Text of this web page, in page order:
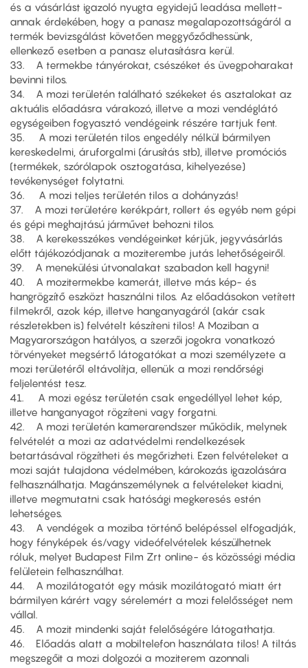
és a vásárlást igazoló nyugta egyidejű leadása mellett-
annak érdekében, hogy a panasz megalapozottságáról a
termék bevizsgálást követően meggyőződhessünk,
ellenkező esetben a panasz elutasításra kerül.
33. A termekbe tányérokat, csészéket és üvegpoharakat
bevinni tilos.
34. A mozi területén található székeket és asztalokat az
aktuális előadásra várakozó, illetve a mozi vendéglátó
egységeiben fogyasztó vendégeink részére tartjuk fent.
35. A mozi területén tilos engedély nélkül bármilyen
kereskedelmi, áruforgalmi (árusítás stb), illetve promóciós
(termékek, szórólapok osztogatása, kihelyezése)
tevékenységet folytatni.
36. A mozi teljes területén tilos a dohányzás!
37. A mozi területére kerékpárt, rollert és egyéb nem gépi
és gépi meghajtású járművet behozni tilos.
38. A kerekesszékes vendégeinket kérjük, jegyvásárlás
előtt tájékozódjanak a moziterembe jutás lehetőségeiről.
39. A menekülési útvonalakat szabadon kell hagyni!
40. A mozitermekbe kamerát, illetve más kép- és
hangrögzítő eszközt használni tilos. Az előadásokon vetített
filmekről, azok kép, illetve hanganyagáról (akár csak
részletekben is) felvételt készíteni tilos! A Moziban a
Magyarországon hatályos, a szerzői jogokra vonatkozó
törvényeket megsértő látogatókat a mozi személyzete a
mozi területéről eltávolítja, ellenük a mozi rendőrségi
feljelentést tesz.
41. A mozi egész területén csak engedéllyel lehet kép,
illetve hanganyagot rögzíteni vagy forgatni.
42. A mozi területén kamerarendszer működik, melynek
felvételét a mozi az adatvédelmi rendelkezések
betartásával rögzítheti és megőrizheti. Ezen felvételeket a
mozi saját tulajdona védelmében, károkozás igazolására
felhasználhatja. Magánszemélynek a felvételeket kiadni,
illetve megmutatni csak hatósági megkeresés estén
lehetséges.
43. A vendégek a moziba történő belépéssel elfogadják,
hogy fényképek és/vagy videófelvételek készülhetnek
róluk, melyet Budapest Film Zrt online- és közösségi média
felületein felhasználhat.
44. A mozilátogatót egy másik mozilátogató miatt ért
bármilyen kárért vagy sérelemért a mozi felelősséget nem
vállal.
45. A mozit mindenki saját felelőségére látogathatja.
46. Előadás alatt a mobiltelefon használata tilos! A tiltás
megszegőit a mozi dolgozói a moziterem azonnali